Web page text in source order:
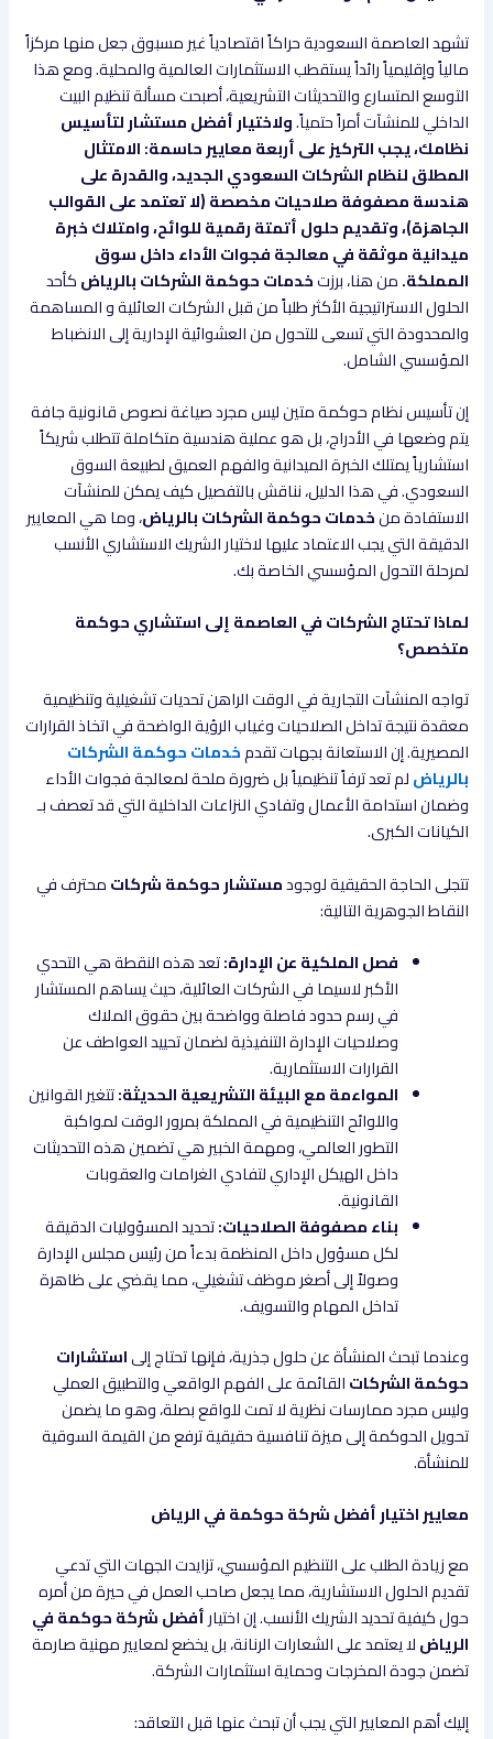
تشهد العاصمة السعودية حراكاً اقتصادياً غير مسبوق جعل منها مركزاً
مالياً وإقليمياً رائداً يستقطب الاستثمارات العالمية والمحلية. ومع هذا
التوسع المتسارع والتحديثات التشريعية، أصبحت مسألة تنظيم البيت
الداخلي للمنشآت أمراً حتمياً.ولاختيار أفضل مستشار لتأسيس
نظامك، يجب التركيز على أربعة معايير حاسمة: الامتثال
المطلق لنظام الشركات السعودي الجديد، والقدرة على
هندسة مصفوفة صلاحيات مخصصة (لا تعتمد على القوالب
الجاهزة)، وتقديم حلول أتمتة رقمية للوائح، وامتلاك خبرة
ميدانية موثقة في معالجة فجوات الأداء داخل سوق
المملكة.من هنا، برزتخدمات حوكمة الشركات بالرياضكأحد
الحلول الاستراتيجية الأكثر طلباً من قبل الشركات العائلية و المساهمة
والمحدودة التي تسعى للتحول من العشوائية الإدارية إلى الانضباط
المؤسسي الشامل.
إن تأسيس نظام حوكمة متين ليس مجرد صياغة نصوص قانونية جافة
يتم وضعها في الأدراج، بل هو عملية هندسية متكاملة تتطلب شريكاً
استشارياً يمتلك الخبرة الميدانية والفهم العميق لطبيعة السوق
السعودي. في هذا الدليل، نناقش بالتفصيل كيف يمكن للمنشآت
الاستفادة منخدمات حوكمة الشركات بالرياض، وما هي المعايير
الدقيقة التي يجب الاعتماد عليها لاختيار الشريك الاستشاري الأنسب
لمرحلة التحول المؤسسي الخاصة بك.
لماذا تحتاج الشركات في العاصمة إلى استشاري حوكمة
متخصص؟
تواجه المنشآت التجارية في الوقت الراهن تحديات تشغيلية وتنظيمية
معقدة نتيجة تداخل الصلاحيات وغياب الرؤية الواضحة في اتخاذ القرارات
المصيرية. إن الاستعانة بجهات تقدمخدمات حوكمة الشركات
بالرياضلم تعد ترفاً تنظيمياً بل ضرورة ملحة لمعالجة فجوات الأداء
وضمان استدامة الأعمال وتفادي النزاعات الداخلية التي قد تعصف بـ
الكيانات الكبرى.
تتجلى الحاجة الحقيقية لوجودمستشار حوكمة شركاتمحترف في
النقاط الجوهرية التالية:
فصل الملكية عن الإدارة:تعد هذه النقطة هي التحدي
الأكبر لاسيما في الشركات العائلية، حيث يساهم المستشار
في رسم حدود فاصلة وواضحة بين حقوق الملاك
وصلاحيات الإدارة التنفيذية لضمان تحييد العواطف عن
القرارات الاستثمارية.
المواءمة مع البيئة التشريعية الحديثة:تتغير القوانين
واللوائح التنظيمية في المملكة بمرور الوقت لمواكبة
التطور العالمي، ومهمة الخبير هي تضمين هذه التحديثات
داخل الهيكل الإداري لتفادي الغرامات والعقوبات
القانونية.
بناء مصفوفة الصلاحيات:تحديد المسؤوليات الدقيقة
لكل مسؤول داخل المنظمة بدءاً من رئيس مجلس الإدارة
وصولاً إلى أصغر موظف تشغيلي، مما يقضي على ظاهرة
تداخل المهام والتسويف.
وعندما تبحث المنشأة عن حلول جذرية، فإنها تحتاج إلىاستشارات
حوكمة الشركاتالقائمة على الفهم الواقعي والتطبيق العملي
وليس مجرد ممارسات نظرية لا تمت للواقع بصلة، وهو ما يضمن
تحويل الحوكمة إلى ميزة تنافسية حقيقية ترفع من القيمة السوقية
للمنشأة.
معايير اختيار أفضل شركة حوكمة في الرياض
مع زيادة الطلب على التنظيم المؤسسي، تزايدت الجهات التي تدعي
تقديم الحلول الاستشارية، مما يجعل صاحب العمل في حيرة من أمره
حول كيفية تحديد الشريك الأنسب. إن اختيارأفضل شركة حوكمة في
الرياضلا يعتمد على الشعارات الرنانة، بل يخضع لمعايير مهنية صارمة
تضمن جودة المخرجات وحماية استثمارات الشركة.
إليك أهم المعايير التي يجب أن تبحث عنها قبل التعاقد: